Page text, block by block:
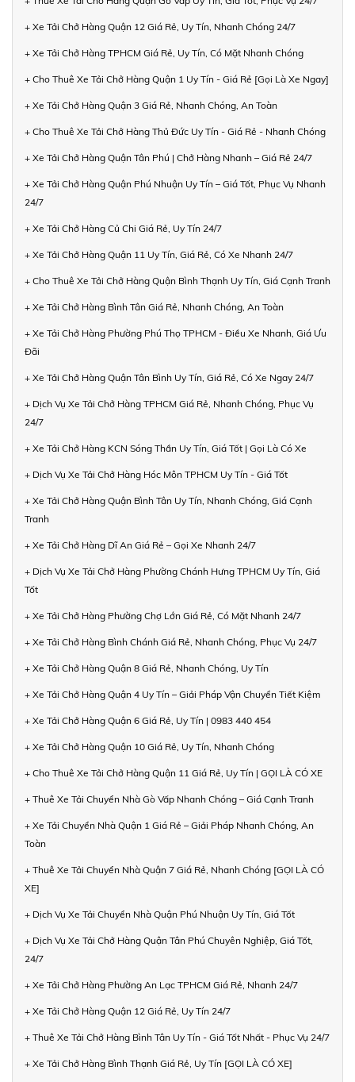
+ Xe Tải Chở Hàng Quận 12 Giá Rẻ, Uy Tín, Nhanh Chóng 24/7
+ Xe Tải Chở Hàng TPHCM Giá Rẻ, Uy Tín, Có Mặt Nhanh Chóng
+ Cho Thuê Xe Tải Chở Hàng Quận 1 Uy Tín - Giá Rẻ [Gọi Là Xe Ngay]
+ Xe Tải Chở Hàng Quận 3 Giá Rẻ, Nhanh Chóng, An Toàn
+ Cho Thuê Xe Tải Chở Hàng Thủ Đức Uy Tín - Giá Rẻ - Nhanh Chóng
+ Xe Tải Chở Hàng Quận Tân Phú | Chở Hàng Nhanh – Giá Rẻ 24/7
+ Xe Tải Chở Hàng Quận Phú Nhuận Uy Tín – Giá Tốt, Phục Vụ Nhanh
24/7
+ Xe Tải Chở Hàng Củ Chi Giá Rẻ, Uy Tín 24/7
+ Xe Tải Chở Hàng Quận 11 Uy Tín, Giá Rẻ, Có Xe Nhanh 24/7
+ Cho Thuê Xe Tải Chở Hàng Quận Bình Thạnh Uy Tín, Giá Cạnh Tranh
+ Xe Tải Chở Hàng Bình Tân Giá Rẻ, Nhanh Chóng, An Toàn
+ Xe Tải Chở Hàng Phường Phú Thọ TPHCM - Điều Xe Nhanh, Giá Ưu
Đãi
+ Xe Tải Chở Hàng Quận Tân Bình Uy Tín, Giá Rẻ, Có Xe Ngay 24/7
+ Dịch Vụ Xe Tải Chở Hàng TPHCM Giá Rẻ, Nhanh Chóng, Phục Vụ
24/7
+ Xe Tải Chở Hàng KCN Sóng Thần Uy Tín, Giá Tốt | Gọi Là Có Xe
+ Dịch Vụ Xe Tải Chở Hàng Hóc Môn TPHCM Uy Tín - Giá Tốt
+ Xe Tải Chở Hàng Quận Bình Tân Uy Tín, Nhanh Chóng, Giá Cạnh
Tranh
+ Xe Tải Chở Hàng Dĩ An Giá Rẻ – Gọi Xe Nhanh 24/7
+ Dịch Vụ Xe Tải Chở Hàng Phường Chánh Hưng TPHCM Uy Tín, Giá
Tốt
+ Xe Tải Chở Hàng Phường Chợ Lớn Giá Rẻ, Có Mặt Nhanh 24/7
+ Xe Tải Chở Hàng Bình Chánh Giá Rẻ, Nhanh Chóng, Phục Vụ 24/7
+ Xe Tải Chở Hàng Quận 8 Giá Rẻ, Nhanh Chóng, Uy Tín
+ Xe Tải Chở Hàng Quận 4 Uy Tín – Giải Pháp Vận Chuyển Tiết Kiệm
+ Xe Tải Chở Hàng Quận 6 Giá Rẻ, Uy Tín | 0983 440 454
+ Xe Tải Chở Hàng Quận 10 Giá Rẻ, Uy Tín, Nhanh Chóng
+ Cho Thuê Xe Tải Chở Hàng Quận 11 Giá Rẻ, Uy Tín | GỌI LÀ CÓ XE
+ Thuê Xe Tải Chuyển Nhà Gò Vấp Nhanh Chóng – Giá Cạnh Tranh
+ Xe Tải Chuyển Nhà Quận 1 Giá Rẻ – Giải Pháp Nhanh Chóng, An
Toàn
+ Thuê Xe Tải Chuyển Nhà Quận 7 Giá Rẻ, Nhanh Chóng [GỌI LÀ CÓ
XE]
+ Dịch Vụ Xe Tải Chuyển Nhà Quận Phú Nhuận Uy Tín, Giá Tốt
+ Dịch Vụ Xe Tải Chở Hàng Quận Tân Phú Chuyên Nghiệp, Giá Tốt,
24/7
+ Xe Tải Chở Hàng Phường An Lạc TPHCM Giá Rẻ, Nhanh 24/7
+ Xe Tải Chở Hàng Quận 12 Giá Rẻ, Uy Tín 24/7
+ Thuê Xe Tải Chở Hàng Bình Tân Uy Tín - Giá Tốt Nhất - Phục Vụ 24/7
+ Xe Tải Chở Hàng Bình Thạnh Giá Rẻ, Uy Tín [GỌI LÀ CÓ XE]